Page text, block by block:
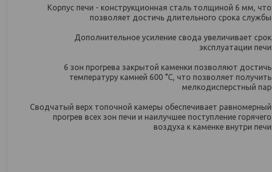
Корпус печи - конструкционная сталь толщиной 6 мм, что
позволяет достичь длительного срока службы
Дополнительное усиление свода увеличивает срок
эксплуатации печи
6 зон прогрева закрытой каменки позволяют достичь
температуру камней 600 °С, что позволяет получить
мелкодисперстный пар
Сводчатый верх топочной камеры обеспечивает равномерный
прогрев всех зон печи и наилучшее поступление горячего
воздуха к каменке внутри печи